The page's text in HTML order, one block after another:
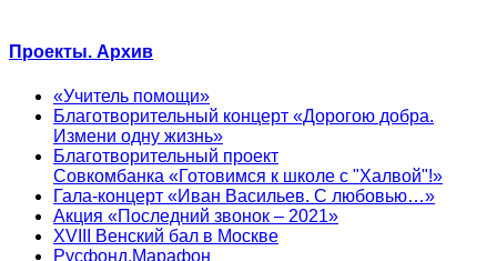
Проекты. Архив
«Учитель помощи»
Благотворительный концерт «Дорогою добра.
Измени одну жизнь»
Благотворительный проект
Совкомбанка «Готовимся к школе с "Халвой"!»
Гала-концерт «Иван Васильев. С любовью…»
Акция «Последний звонок – 2021»
XVIII Венский бал в Москве
Русфонд.Марафон